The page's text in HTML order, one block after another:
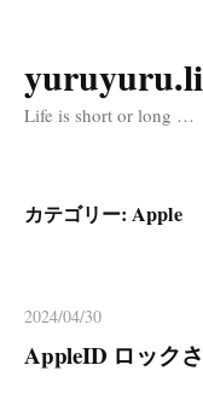
コ
ン
ッ
プ
Life is short or
カテゴリー: Apple
2024/04/30
AppleID ロック